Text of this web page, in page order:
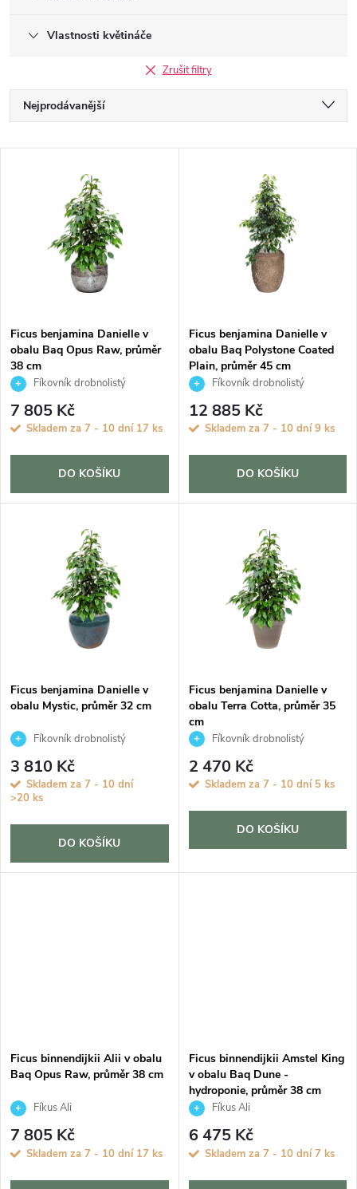
Vlastnosti květináče
Zrušit filtry
Ř
a
p
r
o
d
u
Nejprodávanější
Abecedně
s
p
r
o
d
Ficus benjamina Danielle v
obalu Baq Opus Raw, průměr
38 cm
Fíkovník drobnolistý
7 805 Kč
Skladem za 7 - 10 dní 17 ks
DO KOŠÍKU
Ficus benjamina Danielle v
obalu Baq Polystone Coated
Plain, průměr 45 cm
Fíkovník drobnolistý
12 885 Kč
Skladem za 7 - 10 dní 9 ks
DO KOŠÍKU
Ficus benjamina Danielle v
obalu Mystic, průměr 32 cm
Fíkovník drobnolistý
3 810 Kč
Skladem za 7 - 10 dní
>20 ks
DO KOŠÍKU
Ficus benjamina Danielle v
obalu Terra Cotta, průměr 35
cm
Fíkovník drobnolistý
2 470 Kč
Skladem za 7 - 10 dní 5 ks
DO KOŠÍKU
Ficus binnendijkii Alii v obalu
Baq Opus Raw, průměr 38 cm
Fíkus Ali
7 805 Kč
Skladem za 7 - 10 dní 17 ks
Ficus binnendijkii Amstel King
v obalu Baq Dune -
hydroponie, průměr 38 cm
Fíkus Ali
6 475 Kč
Skladem za 7 - 10 dní7 ks